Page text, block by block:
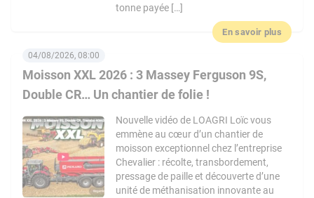
tonne payée […]
En savoir plus
Moisson XXL 2026 : 3 Massey Ferguson 9S,
Double CR… Un chantier de folie !
04/08/2026, 08:00
Nouvelle vidéo de LOAGRI Loïc vous
emmène au cœur d’un chantier de
moisson exceptionnel chez l’entreprise
Chevalier : récolte, transbordement,
pressage de paille et découverte d’une
unité de méthanisation innovante au